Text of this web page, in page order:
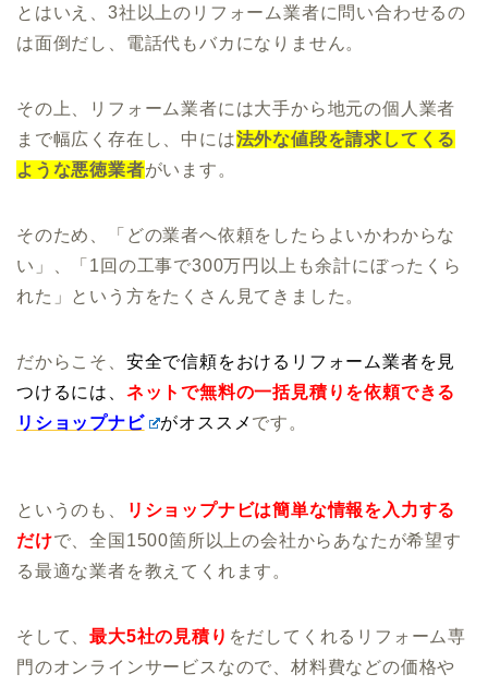
とはいえ、3社以上のリフォーム業者に問い合わせるの
は面倒だし、電話代もバカになりません。
その上、リフォーム業者には大手から地元の個人業者
まで幅広く存在し、中には法外な値段を請求してくる
ような悪徳業者がいます。
そのため、「どの業者へ依頼をしたらよいかわからな
い」、「1回の工事で300万円以上も余計にぼったくら
れた」という方をたくさん見てきました。
だからこそ、 安全で信頼をおけるリフォーム業者を見
つけるには、 ネットで無料の一括見積りを依頼できる
リショップナビ
がオススメ です。
というのも、
リショップナビは簡単な情報を入力する
だけで、全国1500箇所以上の会社からあなたが希望す
る最適な業者を教えてくれます。
そして、最大5社の見積り をだしてくれるリフォーム専
門のオンラインサービスなので、材料費などの価格や